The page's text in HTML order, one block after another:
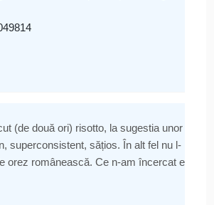
(de două ori) risotto, la sugestia unor
superconsistent, sățios. În alt fel nu l-
orez românească. Ce n-am încercat e